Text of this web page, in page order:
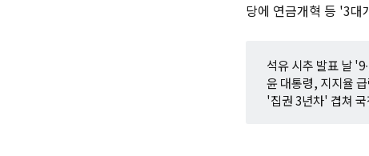
당에 연금개혁 등 '3대
석유 시추 발표 날
윤 대통령, 지지율
'집권 3년차' 겹쳐